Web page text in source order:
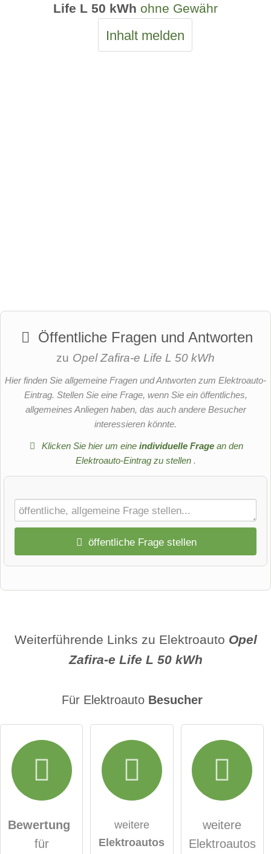
Life L 50 kWh ohne Gewähr
Inhalt melden
Öffentliche Fragen und Antworten
zu Opel Zafira-e Life L 50 kWh
Hier finden Sie allgemeine Fragen und Antworten zum Elektroauto-
Eintrag. Stellen Sie eine Frage, wenn Sie ein öffentliches,
allgemeines Anliegen haben, das auch andere Besucher
interessieren könnte.
Klicken Sie hier um eineindividuelle Frage an den
Elektroauto-Eintrag zu stellen .
öffentliche Frage stellen
Name
Hiermit akzeptiere ich die
Datenschutzerklärunghabe ich zur Kenntnis
genommen.
öffentliche Frage stellen Abbrechen
Weiterführende Links zu Elektroauto Opel
Zafira-e Life L 50 kWh
Für Elektroauto Besucher
Bewertung
für
weitere
Elektroautos
weitere
Elektroautos